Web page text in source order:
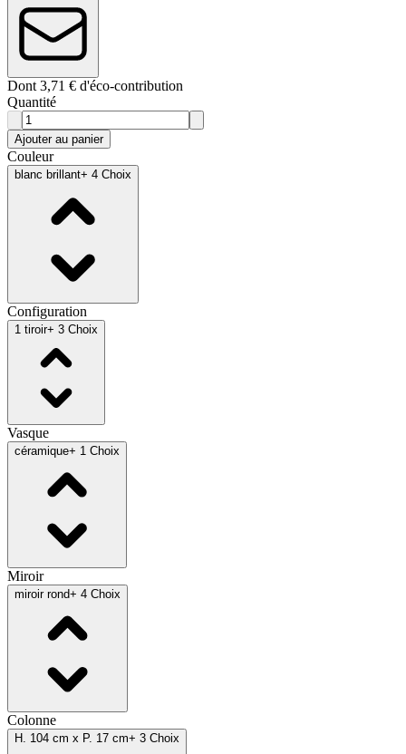
Dont 3,71 € d'éco-contribution
Quantité
Ajouter au panier
Couleur
blanc brillant+ 4 Choix
Configuration
1 tiroir+ 3 Choix
Vasque
céramique+ 1 Choix
Miroir
miroir rond+ 4 Choix
Colonne
H. 104 cm x P. 17 cm+ 3 Choix